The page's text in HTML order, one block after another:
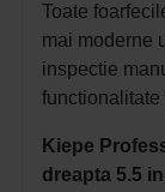
Toate
mai moderne
inspectie
functionalitate
Kiepe
dreapta 5.5